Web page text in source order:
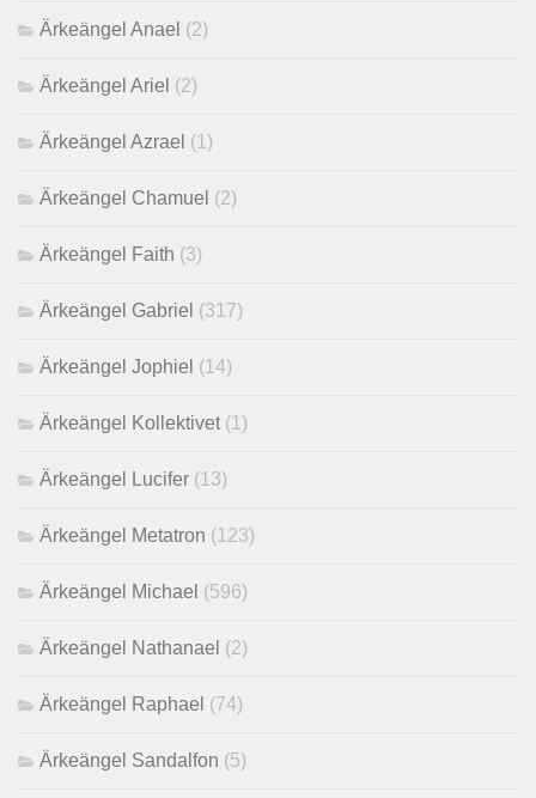
Ärkeängel Anael (2)
Ärkeängel Ariel (2)
Ärkeängel Azrael (1)
Ärkeängel Chamuel (2)
Ärkeängel Faith (3)
Ärkeängel Gabriel (317)
Ärkeängel Jophiel (14)
Ärkeängel Kollektivet (1)
Ärkeängel Lucifer (13)
Ärkeängel Metatron (123)
Ärkeängel Michael (596)
Ärkeängel Nathanael (2)
Ärkeängel Raphael (74)
Ärkeängel Sandalfon (5)